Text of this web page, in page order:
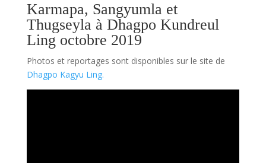
Karmapa, Sangyumla et
Thugseyla à Dhagpo Kundreul
Ling octobre 2019
Photos et reportages sont disponibles sur le site de
Dhagpo Kagyu Ling.